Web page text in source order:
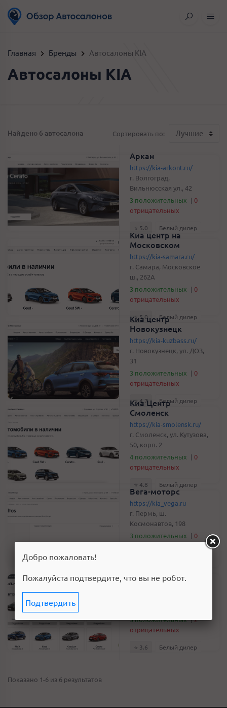
Главная Бренды Автосалоны KIA
Автосалоны KIA
Найдено 6 автосалона Сортировать по:
Аркан
https://kia-arkont.ru/
г. Волгоград,
Вильнюсская ул., 42
3 положительных | 0
отрицательных
⭐️ 5.0 Белый дилер
Киа центр на
Московском
https://kia-samara.ru/
г. Самара, Московское
ш., 262А
3 положительных | 0
отрицательных
⭐️ 5.0 Белый дилер
Киа центр
Новокузнецк
https://kia-kuzbass.ru/
г. Новокузнецк, ул. ДОЗ,
31
3 положительных | 0
отрицательных
⭐️ 4.7 Белый дилер
Киа Центр
Смоленск
https://kia-smolensk.ru/
г. Смоленск, ул. Кутузова,
50, корп. 2
4 положительных | 0
отрицательных
⭐️ 4.8 Белый дилер
Вега-моторс
https://kia_vega.ru
г. Пермь, ш.
Космонавтов, 198
3 положительных | 0
БЦР Моторс
3 положительных |2
отрицательных
⭐️ 3.6 Белый дилер
Показано 1-6 из 6 результатов
Добро пожаловать!
Пожалуйста подтвердите, что вы не робот.
Подтвердить